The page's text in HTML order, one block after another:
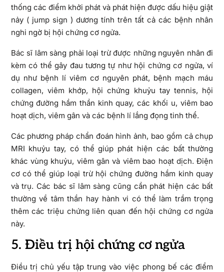
thống các điểm khởi phát và phát hiện được dấu hiệu giật
nảy ( jump sign ) dương tính trên tất cả các bệnh nhân
nghi ngờ bị hội chứng cơ ngửa.
Bác sĩ lâm sàng phải loại trừ được những nguyên nhân đi
kèm có thể gây đau tương tự như hội chứng cơ ngửa, ví
dụ như bệnh lí viêm cơ nguyên phát, bệnh mạch máu
collagen, viêm khớp, hội chứng khuỷu tay tennis, hội
chứng đường hầm thần kinh quay, các khối u, viêm bao
hoạt dịch, viêm gân và các bệnh lí lắng đọng tinh thể.
Các phương pháp chẩn đoán hình ảnh, bao gồm cả chụp
MRI khuỷu tay, có thể giúp phát hiện các bất thường
khác vùng khuỷu, viêm gân và viêm bao hoạt dịch. Điện
cơ có thể giúp loại trừ hội chứng đường hầm kinh quay
và trụ. Các bác sĩ lâm sàng cũng cần phát hiện các bất
thường về tâm thần hay hành vi có thể làm trầm trọng
thêm các triệu chứng liên quan đến hội chứng cơ ngửa
này.
5. Điều trị hội chứng cơ ngửa
Điều trị chủ yếu tập trung vào việc phong bế các điểm